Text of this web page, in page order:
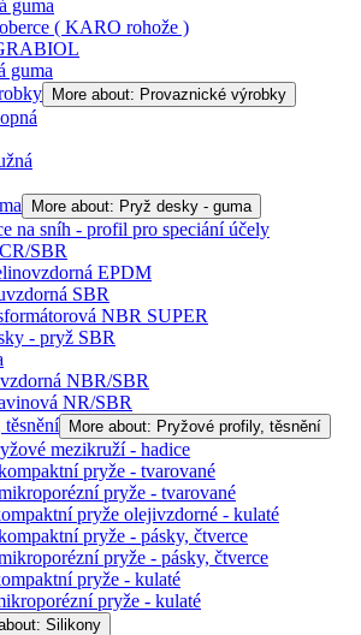
guma
( KARO rohože )
guma
More about: Provaznické výrobky
More about: Pryž desky - guma
na sníh - profil pro speciání účely
SBR
EPDM
SBR
NBR SUPER
- pryž SBR
NBR/SBR
NR/SBR
More about: Pryžové profily, těsnění
mezikruží - hadice
pryže - tvarované
pryže - tvarované
pryže olejivzdorné - kulaté
pryže - pásky, čtverce
pryže - pásky, čtverce
pryže - kulaté
pryže - kulaté
Silikony